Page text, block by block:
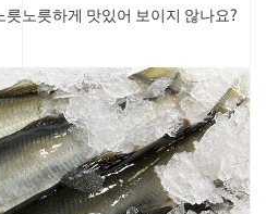
노릇하게 맛있어 보이지 않나요?